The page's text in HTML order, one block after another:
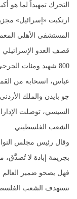
التحرك تمهيداً لما هو
ارتكبت «إسرائيل»
المستشفى الأهلي
قصف العدو
800 شهيد ومئات
عباس، انسحابه من
جو بايدن والملك
السيسي، توصلت
الشعب الفلسطيني.
وقال رئيس مجلس
بجريمة إبادة لا تُصدَّق،
فهل يصحو ضمير العالم
تستهدف الشعب